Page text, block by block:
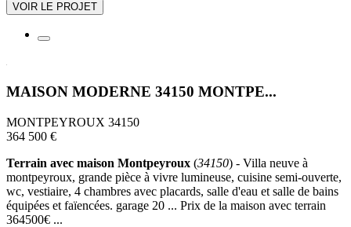
VOIR LE PROJET
MAISON MODERNE 34150 MONTPE...
MONTPEYROUX 34150
364 500 €
Terrain avec maison Montpeyroux (34150) - Villa neuve à
montpeyroux, grande pièce à vivre lumineuse, cuisine semi-ouverte,
wc, vestiaire, 4 chambres avec placards, salle d'eau et salle de bains
équipées et faïencées. garage 20 ... Prix de la maison avec terrain
364500€ ...